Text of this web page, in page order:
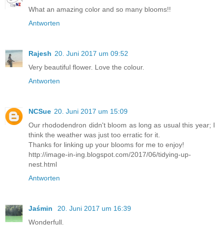
What an amazing color and so many blooms!!
Antworten
Rajesh 20. Juni 2017 um 09:52
Very beautiful flower. Love the colour.
Antworten
NCSue 20. Juni 2017 um 15:09
Our rhododendron didn't bloom as long as usual this year; I
think the weather was just too erratic for it.
Thanks for linking up your blooms for me to enjoy!
http://image-in-ing.blogspot.com/2017/06/tidying-up-
nest.html
Antworten
Jaśmin
20. Juni 2017 um 16:39
Wonderfull.